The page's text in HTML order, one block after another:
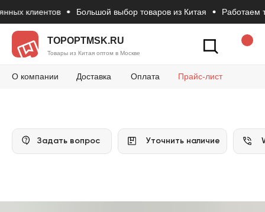
клиентов Большой выбор товаров из Китая Работаем
TOPOPTMSK.RU
Товары из Китая оптом в Москве
О компании Доставка Оплата
Как сделать
Прайс-лист
Уточнить наличие
Задать вопрос